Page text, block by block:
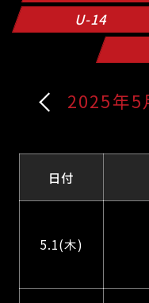
U-14
2025年5
日付
5.1(木)